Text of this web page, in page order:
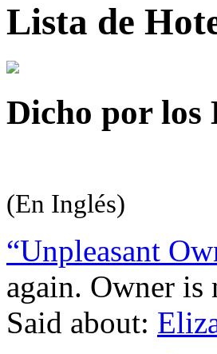
Lista de
Dicho por los
(En Inglés)
“Unpleasant
again. Owner
Said about: